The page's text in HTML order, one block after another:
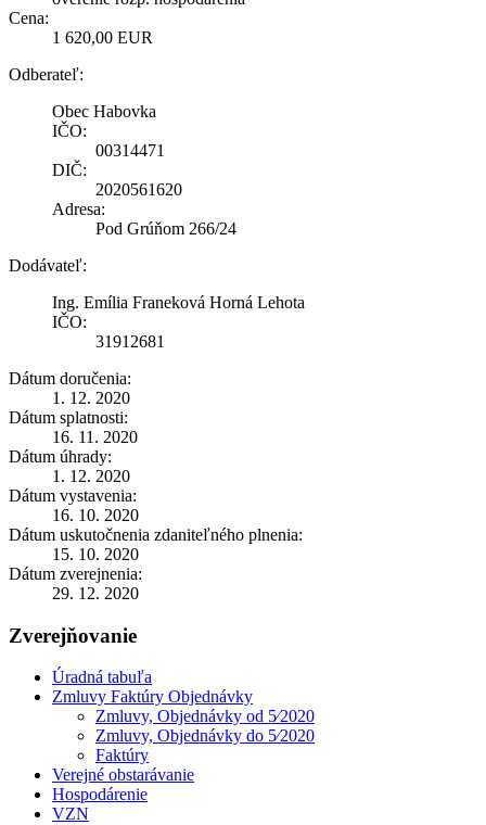
Cena:
1 620,00 EUR
Odberateľ:
Obec Habovka
IČO:
00314471
DIČ:
2020561620
Adresa:
Pod Grúňom 266/24
Dodávateľ:
Ing. Emília Franeková Horná Lehota
IČO:
31912681
Dátum doručenia:
1. 12. 2020
Dátum splatnosti:
16. 11. 2020
Dátum úhrady:
1. 12. 2020
Dátum vystavenia:
16. 10. 2020
Dátum uskutočnenia zdaniteľného plnenia:
15. 10. 2020
Dátum zverejnenia:
29. 12. 2020
Zverejňovanie
Úradná tabuľa
Zmluvy Faktúry Objednávky
Zmluvy, Objednávky od 5⁄2020
Zmluvy, Objednávky do 5⁄2020
Faktúry
Verejné obstarávanie
Hospodárenie
VZN